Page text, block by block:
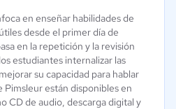
en enseñar habilidades de
desde el primer día de
en la repetición y la revisión
estudiantes internalizar las
su capacidad para hablar
Pimsleur están disponibles en
CD de audio, descarga digital y